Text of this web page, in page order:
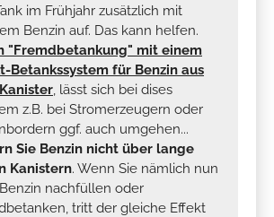
im Frühjahr zusätzlich mit
Benzin auf. Das kann helfen.
"Fremdbetankung" mit einem
Betankssystem für Benzin aus
, lässt sich bei dises
z.B. bei Stromerzeugern oder
ggf. auch umgehen...
Sie Benzin nicht über lange
Kanistern. Wenn Sie nämlich nun
nachfüllen oder
tritt der gleiche Effekt